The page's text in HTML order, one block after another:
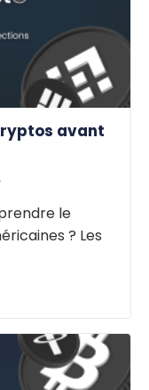
cryptos avant
le
? Les